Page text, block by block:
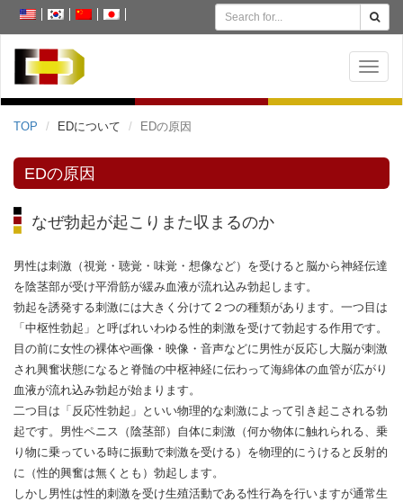
MENU
TOP EDについて EDの原因
EDの原因
なぜ勃起が起こりまた収まるのか
男性は刺激（視覚・聴覚・味覚・想像など）を受けると脳から神経伝達
を陰茎部が受け平滑筋が緩み血液が流れ込み勃起します。
勃起を誘発する刺激には大きく分けて２つの種類があります。一つ目は
「中枢性勃起」と呼ばれいわゆる性的刺激を受けて勃起する作用です。
目の前に女性の裸体や画像・映像・音声などに男性が反応し大脳が刺激
され興奮状態になると脊髄の中枢神経に伝わって海綿体の血管が広がり
血液が流れ込み勃起が始まります。
二つ目は「反応性勃起」といい物理的な刺激によって引き起こされる勃
起です。男性ペニス（陰茎部）自体に刺激（何か物体に触れられる、乗
り物に乗っている時に振動で刺激を受ける）を物理的にうけると反射的
に（性的興奮は無くとも）勃起します。
しかし男性は性的刺激を受け生殖活動である性行為を行いますが通常生